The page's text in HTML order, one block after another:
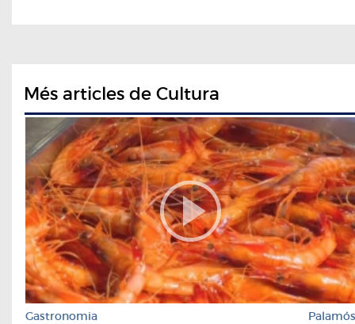
Més articles de Cultura
Gastronomia Palamós